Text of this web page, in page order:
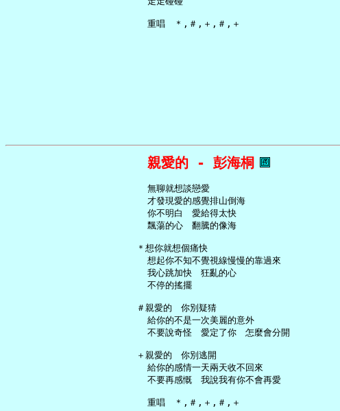
親愛的 - 彭海桐
     無聊就想談戀愛
     才發現愛的感覺排山倒海
     你不明白　愛給得太快
     飄蕩的心　翻騰的像海
   ＊想你就想個痛快
     想起你不知不覺視線慢慢的靠過來
     我心跳加快　狂亂的心
     不停的搖擺
   ＃親愛的　你別疑猜
     給你的不是一次美麗的意外
     不要說奇怪　愛定了你　怎麼會分開
   ＋親愛的　你別逃開
     給你的感情一天兩天收不回來
     不要再感慨　我說我有你不會再愛